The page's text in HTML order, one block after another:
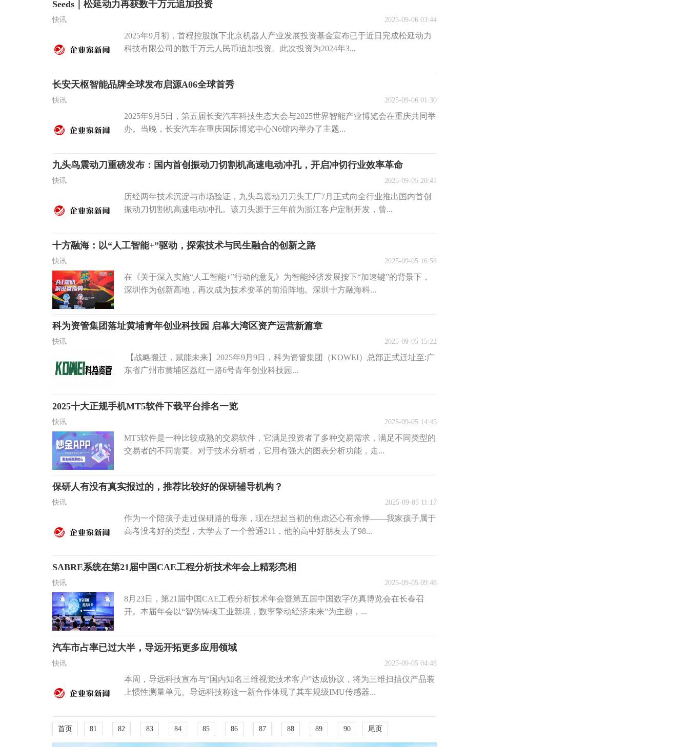
Seeds｜松延动力再获数千万元追加投资
快讯 2025-09-06 03:44
2025年9月初，首程控股旗下北京机器人产业发展投资基金宣布已于近日完成松延动力
科技有限公司的数千万元人民币追加投资。此次投资为2024年3...
长安天枢智能品牌全球发布启源A06全球首秀
快讯 2025-09-06 01:30
2025年9月5日，第五届长安汽车科技生态大会与2025世界智能产业博览会在重庆共同举
办。当晚，长安汽车在重庆国际博览中心N6馆内举办了主题...
九头鸟震动刀重磅发布：国内首创振动刀切割机高速电动冲孔，开启冲切行业效率革命
快讯 2025-09-05 20:41
历经两年技术沉淀与市场验证，九头鸟震动刀刀头工厂7月正式向全行业推出国内首创
振动刀切割机高速电动冲孔。该刀头源于三年前为浙江客户定制开发，曾...
十方融海：以“人工智能+”驱动，探索技术与民生融合的创新之路
快讯 2025-09-05 16:58
在《关于深入实施“人工智能+”行动的意见》为智能经济发展按下“加速键”的背景下，
深圳作为创新高地，再次成为技术变革的前沿阵地。深圳十方融海科...
科为资管集团落址黄埔青年创业科技园 启幕大湾区资产运营新篇章
快讯 2025-09-05 15:22
【战略搬迁，赋能未来】2025年9月9日，科为资管集团（KOWEI）总部正式迁址至:广
东省广州市黄埔区荔红一路6号青年创业科技园...
2025十大正规手机MT5软件下载平台排名一览
快讯 2025-09-05 14:45
MT5软件是一种比较成熟的交易软件，它满足投资者了多种交易需求，满足不同类型的
交易者的不同需要。对于技术分析者，它用有强大的图表分析功能，走...
保研人有没有真实报过的，推荐比较好的保研辅导机构？
快讯 2025-09-05 11:17
作为一个陪孩子走过保研路的母亲，现在想起当初的焦虑还心有余悸——我家孩子属于
高考没考好的类型，大学去了一个普通211，他的高中好朋友去了98...
SABRE系统在第21届中国CAE工程分析技术年会上精彩亮相
快讯 2025-09-05 09:48
8月23日，第21届中国CAE工程分析技术年会暨第五届中国数字仿真博览会在长春召
开。本届年会以“智仿铸魂工业新境，数孪擎动经济未来”为主题，...
汽车市占率已过大半，导远开拓更多应用领域
快讯 2025-09-05 04:48
本周，导远科技宣布与“国内知名三维视觉技术客户”达成协议，将为三维扫描仪产品装
上惯性测量单元。导远科技称这一新合作体现了其车规级IMU传感器...
首页 81 82 83 84 85 86 87 88 89 90 尾页